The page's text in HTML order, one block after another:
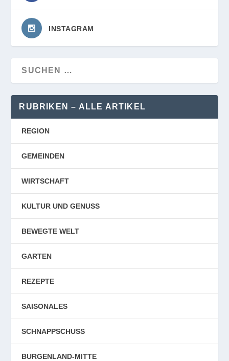
INSTAGRAM
RUBRIKEN – ALLE ARTIKEL
REGION
GEMEINDEN
WIRTSCHAFT
KULTUR UND GENUSS
BEWEGTE WELT
GARTEN
REZEPTE
SAISONALES
SCHNAPPSCHUSS
BURGENLAND-MITTE